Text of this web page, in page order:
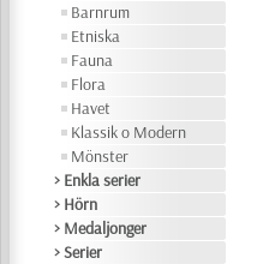
Barnrum
Etniska
Fauna
Flora
Havet
Klassik o Modern
Mönster
> Enkla serier
> Hörn
> Medaljonger
> Serier